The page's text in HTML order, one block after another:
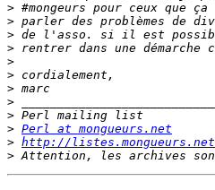
>
>
>
>
>
>
>
>
>
> Perl at mongueurs.net
> http://
>